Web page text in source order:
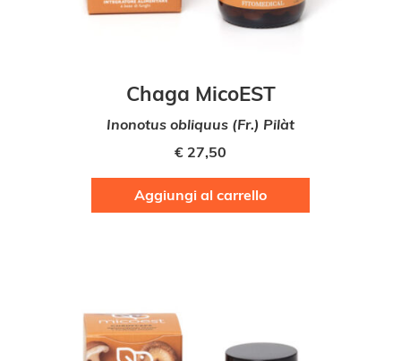
Chaga MicoEST
Inonotus obliquus (Fr.) Pilàt
€ 27,50
Aggiungi al carrello